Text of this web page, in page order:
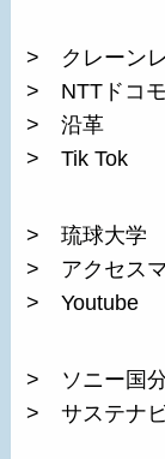
> クレーン
> NTTドコモ
> 沿革
> Tik Tok
> 琉球大学
> アクセス
> Youtube
> ソニー国
> サステナ